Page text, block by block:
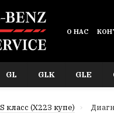
О НАС
GL GLK GLE
S класс (X223 купе)